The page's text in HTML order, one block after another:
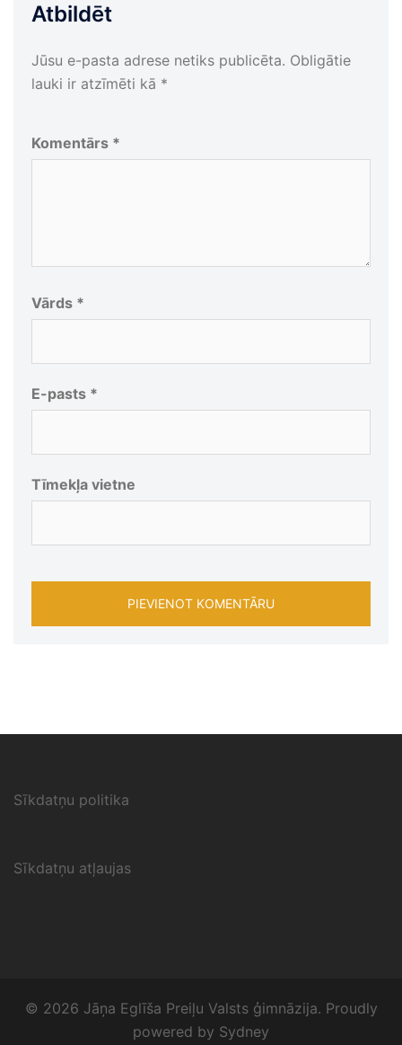
Atbildēt
Jūsu e-pasta adrese netiks publicēta. Obligātie
lauki ir atzīmēti kā *
Komentārs *
Vārds *
E-pasts *
Tīmekļa vietne
Sīkdatņu politika
Sīkdatņu atļaujas
© 2026 Jāņa Eglīša Preiļu Valsts ģimnāzija. Proudly
powered by Sydney